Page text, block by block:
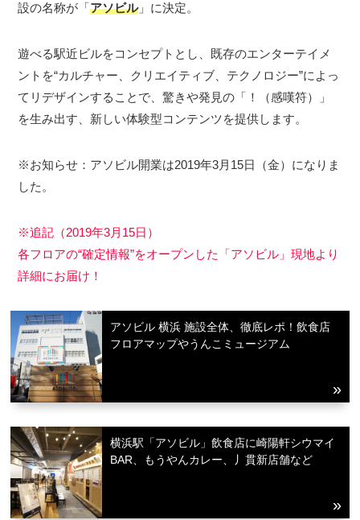
設の名称が「アソビル」に決定。
遊べる駅近ビルをコンセプトとし、既存のエンターテイメ
ントを“カルチャー、クリエイティブ、テクノロジー”によっ
てリデザインすることで、驚きや発見の「！（感嘆符）」
を生み出す、新しい体験型コンテンツを提供します。
※お知らせ：アソビル開業は2019年3月15日（金）になりま
した。
※追記（2019年3月15日）
各フロアの“確定情報”をオープンした「アソビル」現地より
詳細にお届け！
アソビル 横浜 施設全体、徹底レポ！飲食店
フロアマップやうんこミュージアム
横浜駅「アソビル」飲食店に崎陽軒シウマイ
BAR、もうやんカレー、丿貫新店舗など